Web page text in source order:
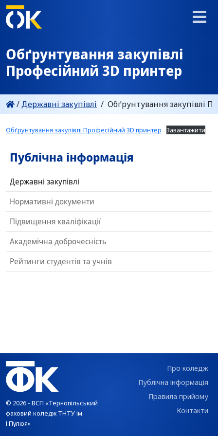
Обґрунтування закупівлі
Професійний 3D принтер
/Державні закупівлі / Обґрунтування закупівлі
Обґрунтування закупівлі Професійний 3D принтер Завантажити
Публічна інформація
Державні закупівлі
Нормативні документи
Підвищення кваліфікації
Академічна доброчесність
Рейтинги студентів та учнів
© 2026 - ВСП «Тернопільський
фаховий коледж ТНТУ ім.
І.Пулюя»
Про коледж
Публічна інформація
Правила прийому
Контакти